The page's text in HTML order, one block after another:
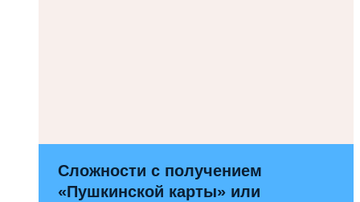
Сложности с получением
«Пушкинской карты» или